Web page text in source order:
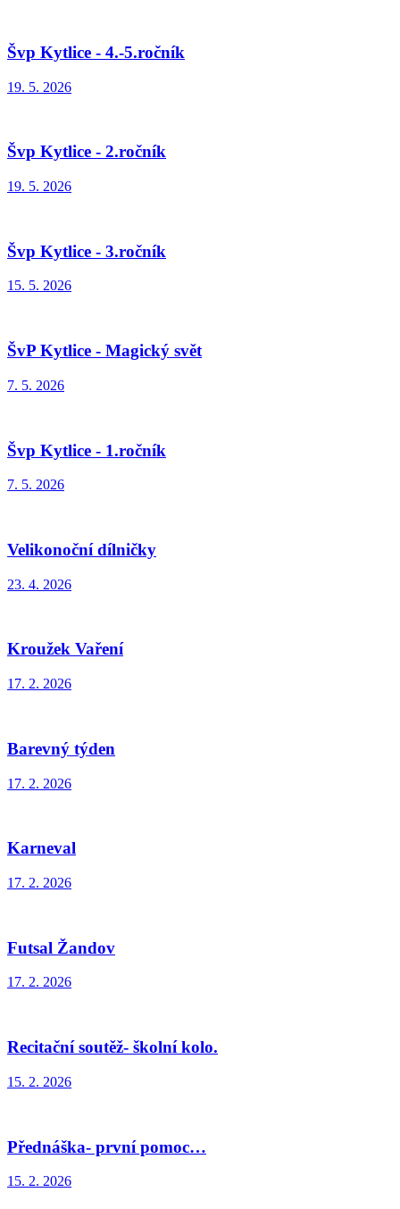
Švp Kytlice - 4.-5.ročník
19. 5. 2026
Švp Kytlice - 2.ročník
19. 5. 2026
Švp Kytlice - 3.ročník
15. 5. 2026
ŠvP Kytlice - Magický svět
7. 5. 2026
Švp Kytlice - 1.ročník
7. 5. 2026
Velikonoční dílničky
23. 4. 2026
Kroužek Vaření
17. 2. 2026
Barevný týden
17. 2. 2026
Karneval
17. 2. 2026
Futsal Žandov
17. 2. 2026
Recitační soutěž- školní kolo.
15. 2. 2026
Přednáška- první pomoc…
15. 2. 2026